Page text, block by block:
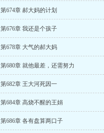
第674章 郝大妈的计划
第676章 我还是个孩子
第678章 大气的郝大妈
第680章 就他最差，还需努力
第682章 王大河死因一
第684章 高烧不醒的王娟
第686章 各有盘算两口子